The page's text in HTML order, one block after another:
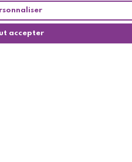
accepter